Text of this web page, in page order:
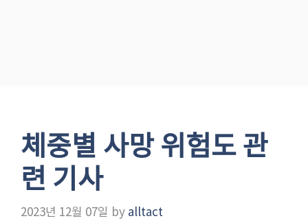
체중별 사망 위험도 관
련 기사
2023년 12월 07일 by alltact